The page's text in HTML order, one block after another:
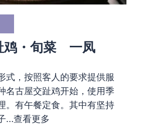
鸡・旬菜 一凤
式，按照客人的要求提供服
名古屋交趾鸡开始，使用季
。有午餐定食。其中有坚持
…查看更多